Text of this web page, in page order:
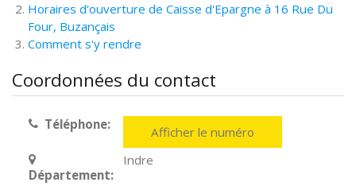
Horaires d'ouverture de Caisse d'Epargne à 16 Rue Du
Four, Buzançais
Comment s'y rendre
Coordonnées du contact
Téléphone: Afficher le numéro
Département:
Indre